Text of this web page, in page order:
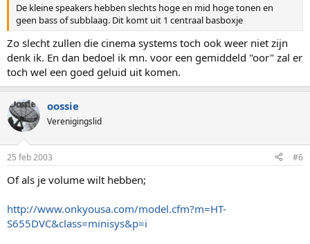
De kleine speakers hebben slechts hoge en mid hoge tonen en
geen bass of subblaag. Dit komt uit 1 centraal basboxje
Zo slecht zullen die cinema systems toch ook weer niet zijn
denk ik. En dan bedoel ik mn. voor een gemiddeld "oor" zal er
toch wel een goed geluid uit komen.
oossie
Verenigingslid
25 feb 2003 #6
Of als je volume wilt hebben;
http://www.onkyousa.com/model.cfm?m=HT-
S655DVC&class=minisys&p=i